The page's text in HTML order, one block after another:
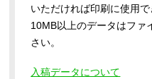
いただければ印刷に使用で
10MB以上のデータはファ
さい。
入稿データについて